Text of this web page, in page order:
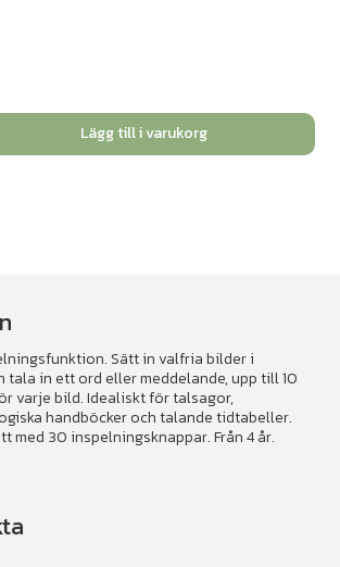
Lägg till i varukorg
Sätt in valfria bilder i
tala in ett ord eller meddelande, upp till 10
varje bild. Idealiskt för talsagor,
handböcker och talande tidtabeller.
med 30 inspelningsknappar. Från 4 år.